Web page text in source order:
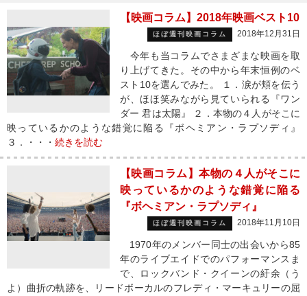
【映画コラム】2018年映画ベスト10
ほぼ週刊映画コラム 2018年12月31日
今年も当コラムでさまざまな映画を取
り上げてきた。その中から年末恒例のベ
スト10を選んでみた。 １．涙が頬を伝う
が、ほほ笑みながら見ていられる『ワン
ダー 君は太陽』 ２．本物の４人がそこに
映っているかのような錯覚に陥る『ボヘミアン・ラプソディ』
３．・・・ 続きを読む
【映画コラム】本物の４人がそこに
映っているかのような錯覚に陥る
『ボヘミアン・ラプソディ』
ほぼ週刊映画コラム 2018年11月10日
1970年のメンバー同士の出会いから85
年のライブエイドでのパフォーマンスま
で、ロックバンド・クイーンの紆余（う
よ）曲折の軌跡を、リードボーカルのフレディ・マーキュリーの屈